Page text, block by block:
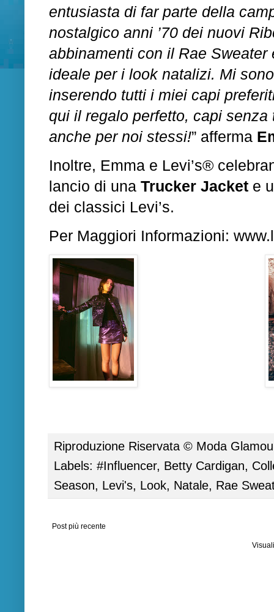
entusiasta di far parte della
nostalgico anni ’70 dei nuovi
abbinamenti con il Rae
ideale per i look natalizi. Mi
inserendo tutti i miei capi
qui il regalo perfetto, capi
anche per noi stessi!” afferma
Inoltre, Emma e Levi’s®
lancio di una Trucker Jacket e
dei classici Levi’s.
Per Maggiori Informazioni:
Riproduzione Riservata © Moda
Labels: #Influencer, Betty Cardigan,
Season, Levi's, Look, Natale, Rae
Post più recente